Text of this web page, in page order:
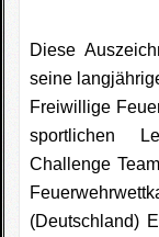
Diese
seine
Freiwillige
sportlichen
Challenge
(Deutschland)